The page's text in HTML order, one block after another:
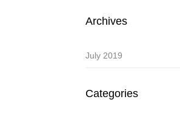
Archives
July 2019
Categories